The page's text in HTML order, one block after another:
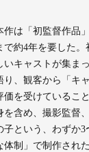
作は「初監督作品
で約4年を要した
いキャストが集ま
り、観客から「キ
を受けているこ
を含め、撮影監督
子という、わずか
制」で制作され